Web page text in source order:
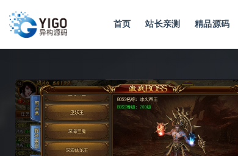
首页 站长亲测 精品源码